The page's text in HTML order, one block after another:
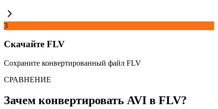
3
Скачайте FLV
Сохраните конвертированный файл FLV
СРАВНЕНИЕ
Зачем конвертировать AVI в FLV?